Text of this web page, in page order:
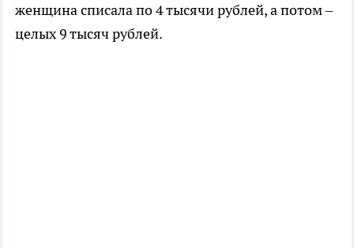
женщина списала по 4 тысячи рублей, а потом –
целых 9 тысяч рублей.